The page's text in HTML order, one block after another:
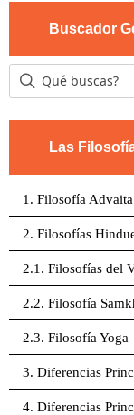
Buscador
Las
1. Filosofía
2. Filosofías
2.1. Filosofías del
2.2. Filosofía
2.3. Filosofía Yoga
3. Diferencias
4. Diferencias